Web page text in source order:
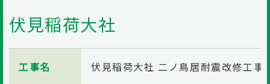
伏見稲荷大社
工事名 伏見稲荷大社 二ノ鳥居耐震改修工事